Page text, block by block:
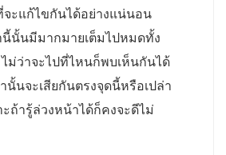
ะแก้ไขกันได้อย่างแน่นอน
นี้นั้นมีมากมายเต็มไปหมดทั้ง
ไม่ว่าจะไปที่ไหนก็พบเห็นกันได้
นั้นจะเสียกันตรงจุดนี้หรือเปล่า
ะถ้ารู้ล่วงหน้าได้ก็คงจะดีไม่